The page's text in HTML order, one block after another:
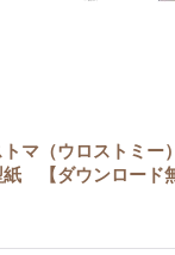
トマ（ウロストミー
紙 【ダウンロード